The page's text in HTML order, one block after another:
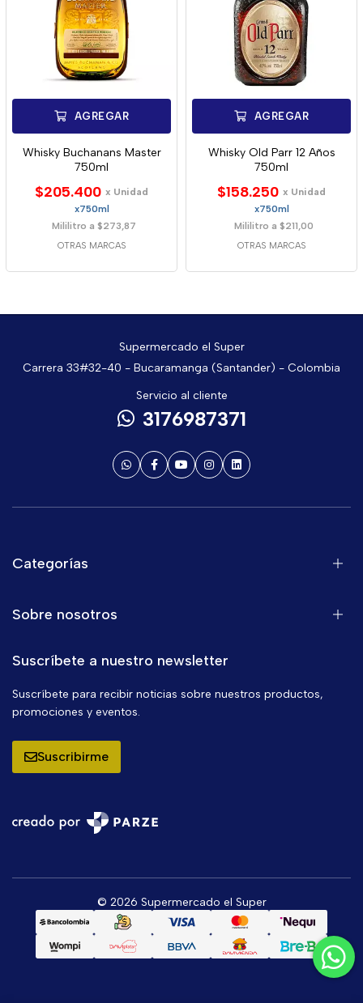
AGREGAR
Whisky Buchanans Master
750ml
$205.400 x Unidad
x750ml
Mililitro a $273,87
OTRAS MARCAS
AGREGAR
Whisky Old Parr 12 Años
750ml
$158.250 x Unidad
x750ml
Mililitro a $211,00
OTRAS MARCAS
Supermercado el Super
Carrera 33#32-40 - Bucaramanga (Santander) - Colombia
Servicio al cliente
3176987371
Categorías
Sobre nosotros
Suscríbete a nuestro newsletter
Suscríbete para recibir noticias sobre nuestros productos,
promociones y eventos.
Suscribirme
© 2026 Supermercado el Super